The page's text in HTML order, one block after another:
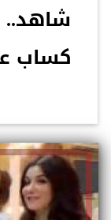
شاهد..
كساب